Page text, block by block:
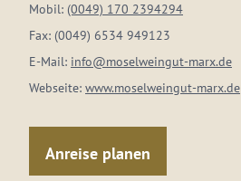
Mobil: (0049) 170 2394294
Fax: (0049) 6534 949123
E-Mail: info@moselweingut-marx.de
Webseite: www.moselweingut-marx.de
Anreise planen